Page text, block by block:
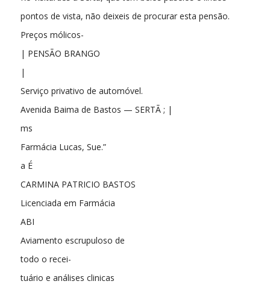
pontos de vista, não deixeis de procurar esta pensão.
Preços mólicos-
| PENSÃO BRANGO
|
Serviço privativo de automóvel.
Avenida Baima de Bastos — SERTÃ ; |
ms
Farmácia Lucas, Sue.”
a É
CARMINA PATRICIO BASTOS
Licenciada em Farmácia
ABI
Aviamento escrupuloso de
todo o recei-
tuário e análises clinicas